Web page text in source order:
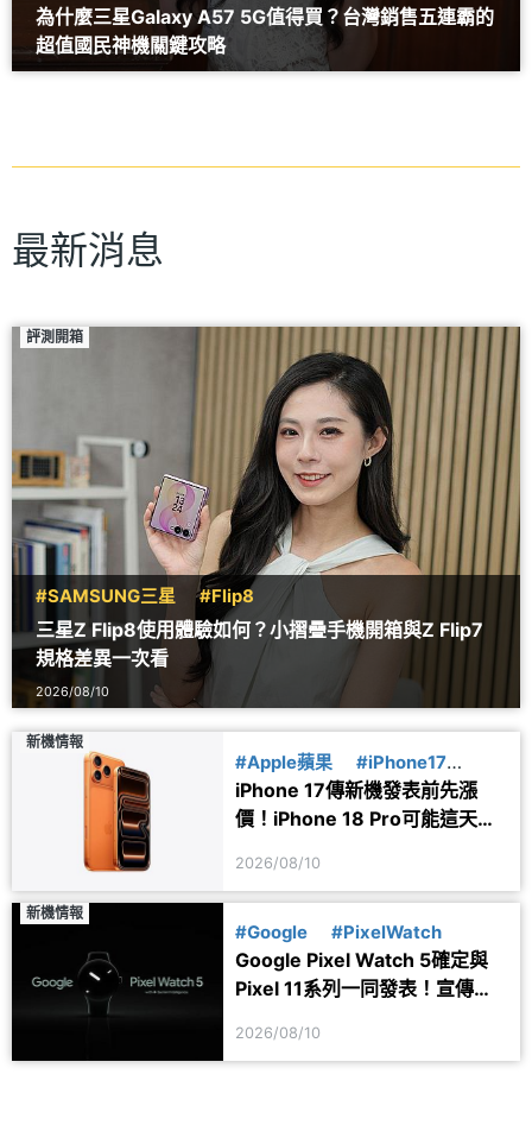
為什麼三星Galaxy A57 5G值得買？台灣銷售五連霸的
超值國民神機關鍵攻略
最新消息
評測開箱
#SAMSUNG三星 #Flip8
三星Z Flip8使用體驗如何？小摺疊手機開箱與Z Flip7
規格差異一次看
2026/08/10
新機情報
#Apple蘋果
#iPhone17
#iPhone18
iPhone 17傳新機發表前先漲
價！iPhone 18 Pro可能這天亮
2026/08/10
新機情報
#Google #PixelWatch
Google Pixel Watch 5確定與
Pixel 11系列一同發表！宣傳圖
2026/08/10